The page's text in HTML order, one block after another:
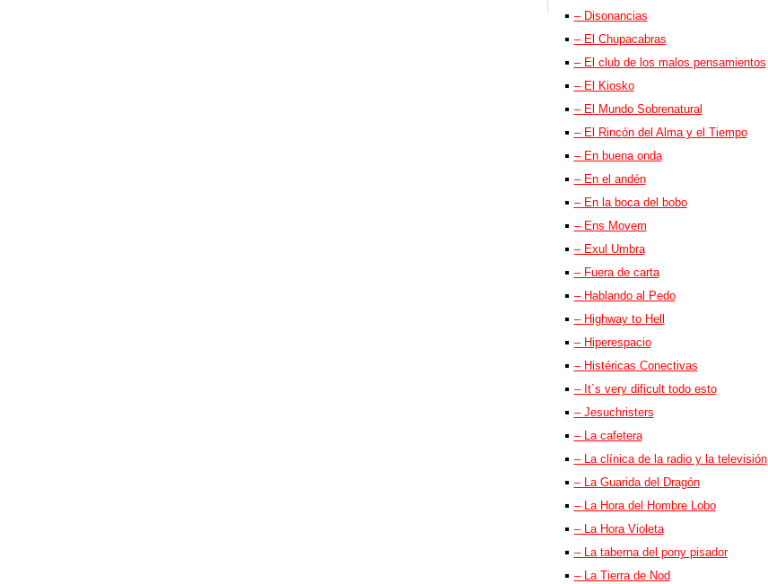
– Disonancias
– El Chupacabras
– El club de los malos pensamientos
– El Kiosko
– El Mundo Sobrenatural
– El Rincón del Alma y el Tiempo
– En buena onda
– En el andén
– En la boca del bobo
– Ens Movem
– Exul Umbra
– Fuera de carta
– Hablando al Pedo
– Highway to Hell
– Hiperespacio
– Histéricas Conectivas
– It´s very dificult todo esto
– Jesuchristers
– La cafetera
– La clínica de la radio y la televisión
– La Guarida del Dragón
– La Hora del Hombre Lobo
– La Hora Violeta
– La taberna del pony pisador
– La Tierra de Nod